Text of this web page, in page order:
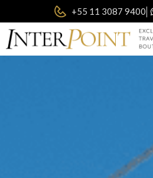
+55 11 3087 9400|